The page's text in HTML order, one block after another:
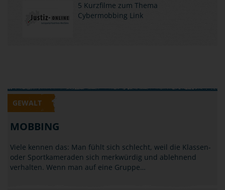
5 Kurzfilme zum Thema
Cybermobbing Link
GEWALT
MOBBING
Viele kennen das: Man fühlt sich schlecht, weil die Klassen-
oder Sportkameraden sich merkwürdig und ablehnend
verhalten. Wenn man auf eine Gruppe…